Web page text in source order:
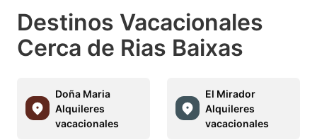
Destinos Vacacionales
Cerca de Rias Baixas
Doña Maria
Alquileres
vacacionales
El Mirador
Alquileres
vacacionales